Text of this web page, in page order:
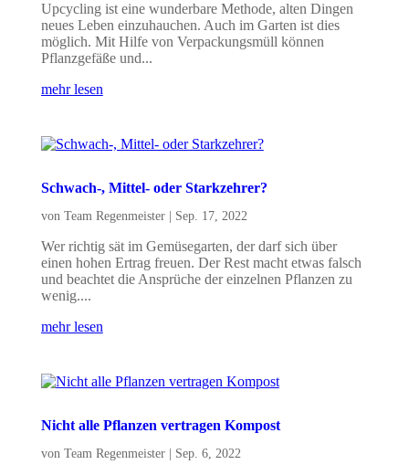
Upcycling ist eine wunderbare Methode, alten Dingen
neues Leben einzuhauchen. Auch im Garten ist dies
möglich. Mit Hilfe von Verpackungsmüll können
Pflanzgefäße und...
mehr lesen
Schwach-, Mittel- oder Starkzehrer?
von Team Regenmeister| Sep. 17, 2022
Wer richtig sät im Gemüsegarten, der darf sich über
einen hohen Ertrag freuen. Der Rest macht etwas falsch
und beachtet die Ansprüche der einzelnen Pflanzen zu
wenig....
mehr lesen
Nicht alle Pflanzen vertragen Kompost
von Team Regenmeister| Sep. 6, 2022